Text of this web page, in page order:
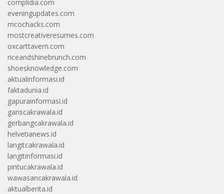
complidia.com
eveningupdates.com
mcochacks.com
mostcreativeresumes.com
oxcarttavern.com
riceandshinebrunch.com
shoesknowledge.com
aktualinformasi.id
faktadunia.id
gapurainformasi.id
gariscakrawala.id
gerbangcakrawala.id
helvetianews.id
langitcakrawala.id
langitinformasi.id
pintucakrawala.id
wawasancakrawala.id
aktualberita.id